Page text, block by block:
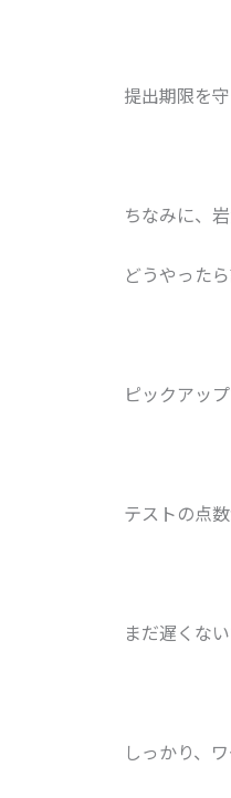
提出期限を
ちなみに、
どうやった
ピックアッ
テストの点
まだ遅くない
しっかり、